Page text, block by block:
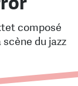
composé
du jazz